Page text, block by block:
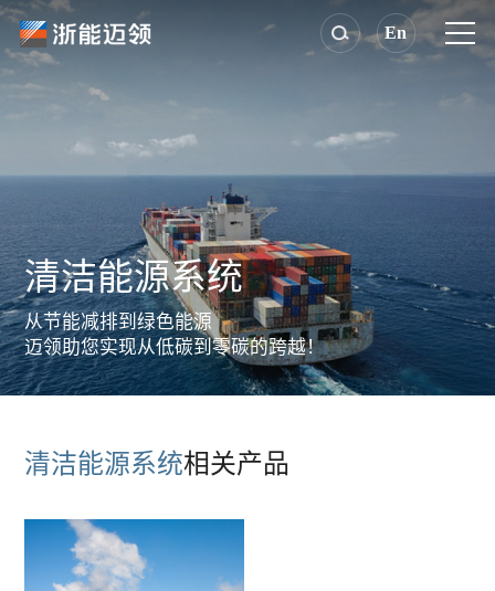
En
清洁能源系统
从节能减排到绿色能源
迈领助您实现从低碳到零碳的跨越！
清洁能源系统相关产品